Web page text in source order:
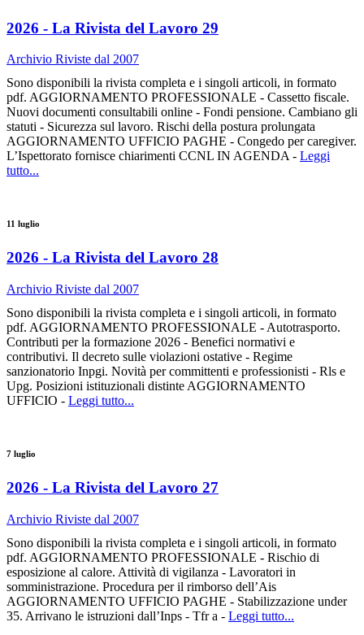
2026 - La Rivista del Lavoro 29
Archivio Riviste dal 2007
Sono disponibili la rivista completa e i singoli articoli, in formato
pdf. AGGIORNAMENTO PROFESSIONALE - Cassetto fiscale.
Nuovi documenti consultabili online - Fondi pensione. Cambiano gli
statuti - Sicurezza sul lavoro. Rischi della postura prolungata
AGGIORNAMENTO UFFICIO PAGHE - Congedo per caregiver.
L’Ispettorato fornisce chiarimenti CCNL IN AGENDA - Leggi
tutto...
11 luglio
2026 - La Rivista del Lavoro 28
Archivio Riviste dal 2007
Sono disponibili la rivista completa e i singoli articoli, in formato
pdf. AGGIORNAMENTO PROFESSIONALE - Autotrasporto.
Contributi per la formazione 2026 - Benefici normativi e
contributivi. Il decreto sulle violazioni ostative - Regime
sanzionatorio Inpgi. Novità per committenti e professionisti - Rls e
Upg. Posizioni istituzionali distinte AGGIORNAMENTO
UFFICIO - Leggi tutto...
7 luglio
2026 - La Rivista del Lavoro 27
Archivio Riviste dal 2007
Sono disponibili la rivista completa e i singoli articoli, in formato
pdf. AGGIORNAMENTO PROFESSIONALE - Rischio di
esposizione al calore. Attività di vigilanza - Lavoratori in
somministrazione. Procedura per il rimborso dell’Ais
AGGIORNAMENTO UFFICIO PAGHE - Stabilizzazione under
35. Arrivano le istruzioni dall’Inps - Tfr a - Leggi tutto...